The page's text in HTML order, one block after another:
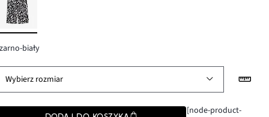
biały
Wybierz rozmiar
[node-product-